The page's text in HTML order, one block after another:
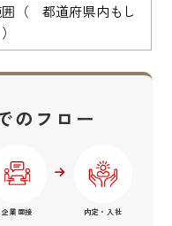
（ 都道府県内もし
のフロー
企業面接 内定・入社